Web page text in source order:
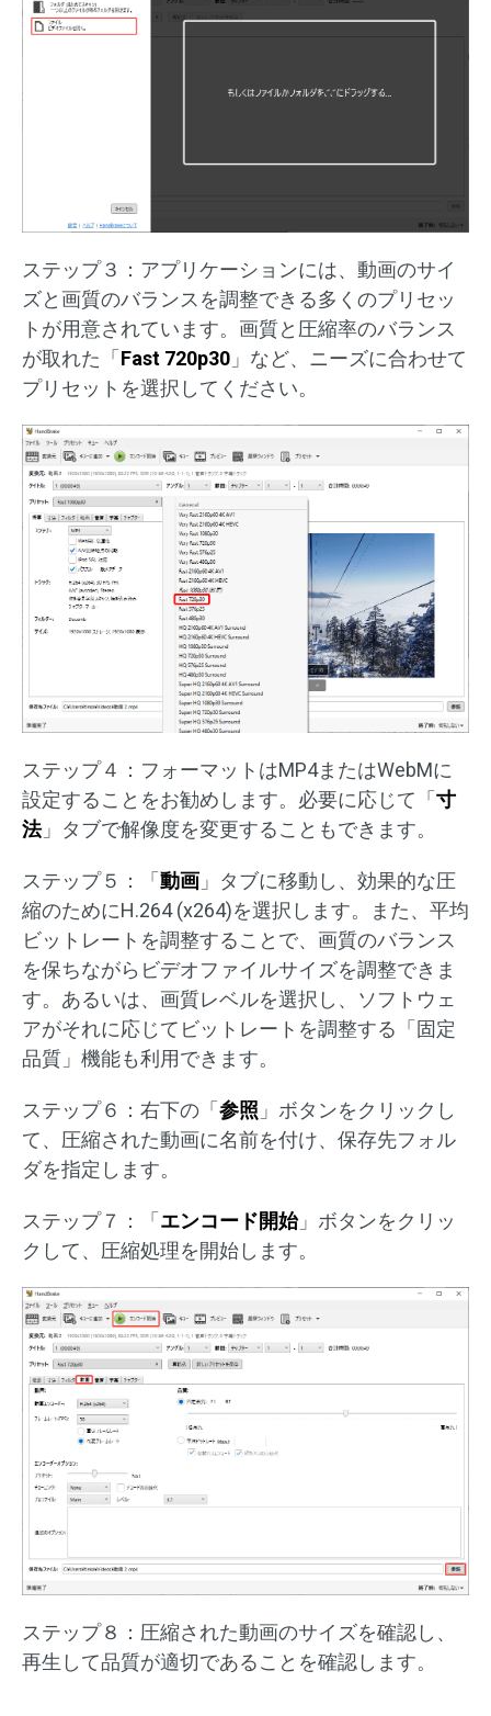
ステップ３：アプリケーションには、動画のサイ
ズと画質のバランスを調整できる多くのプリセッ
トが用意されています。画質と圧縮率のバランス
が取れた「Fast 720p30 」など、ニーズに合わせて
プリセットを選択してください。
ステップ４：フォーマットはMP4またはWebMに
設定することをお勧めします。必要に応じて「 寸
法」タブで解像度を変更することもできます。
ステップ５：「 動画 」タブに移動し、効果的な圧
縮のためにH.264 (x264)を選択します。また、平均
ビットレートを調整することで、画質のバランス
を保ちながらビデオファイルサイズを調整できま
す。あるいは、画質レベルを選択し、ソフトウェ
アがそれに応じてビットレートを調整する「固定
品質」機能も利用できます。
ステップ６：右下の「 参照 」ボタンをクリックし
て、圧縮された動画に名前を付け、保存先フォル
ダを指定します。
ステップ７：「 エンコード開始」ボタンをクリッ
クして、圧縮処理を開始します。
ステップ８：圧縮された動画のサイズを確認し、
再生して品質が適切であることを確認します。